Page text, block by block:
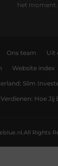
het moment.
Ons team Uit
Website index
Slim
Hoe Jij
All Rights